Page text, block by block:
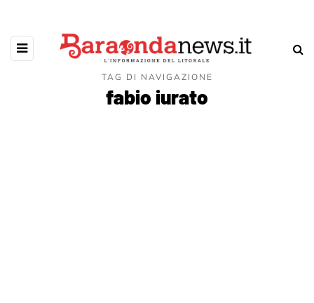
TAG DI NAVIGAZIONE
fabio iurato